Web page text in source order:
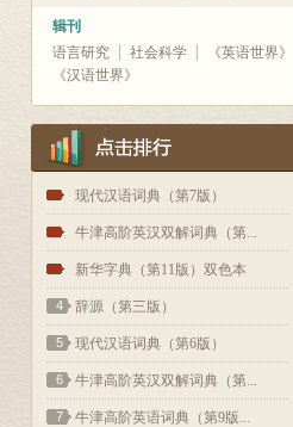
辑刊
语言研究
社会科学
《英语世界》
《汉语世界》
1 现代汉语词典（第7版）
2 牛津高阶英汉双解词典（第...
3 新华字典（第11版）双色本
4 辞源（第三版）
5 现代汉语词典（第6版）
6 牛津高阶英汉双解词典（第...
7 牛津高阶英语词典（第9版...